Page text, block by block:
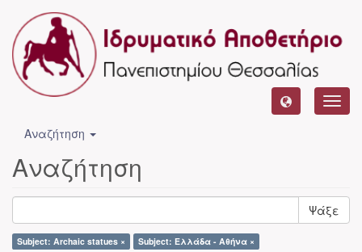
Αναζήτηση
Αναζήτηση
Ψάξε
Subject: Archaic statues × Subject: Ελλάδα - Αθήνα ×